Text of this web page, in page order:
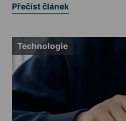
Přečíst článek
Technologie